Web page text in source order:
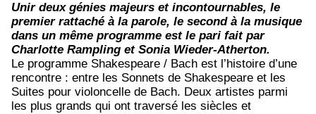
Unir deux génies majeurs et incontournables, le
premier rattaché à la parole, le second à la musique
dans un même programme est le pari fait par
Charlotte Rampling et Sonia Wieder-Atherton.
Le programme Shakespeare / Bach est l’histoire d’une
rencontre : entre les Sonnets de Shakespeare et les
Suites pour violoncelle de Bach. Deux artistes parmi
les plus grands qui ont traversé les siècles et